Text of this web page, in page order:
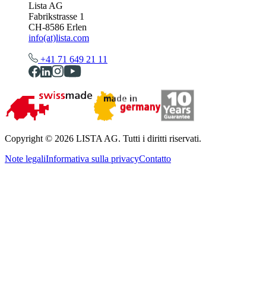
Lista AG
Fabrikstrasse 1
CH-8586 Erlen
info(at)lista.com
+41 71 649 21 11
Copyright © 2026 LISTA AG. Tutti i diritti riservati.
Note legaliInformativa sulla privacyContatto